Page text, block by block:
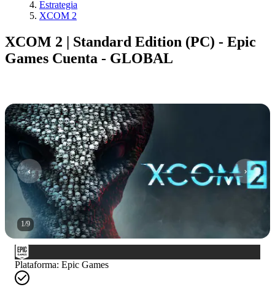
Estrategia
XCOM 2
XCOM 2 | Standard Edition (PC) - Epic
Games Cuenta - GLOBAL
1/9
Plataforma: Epic Games